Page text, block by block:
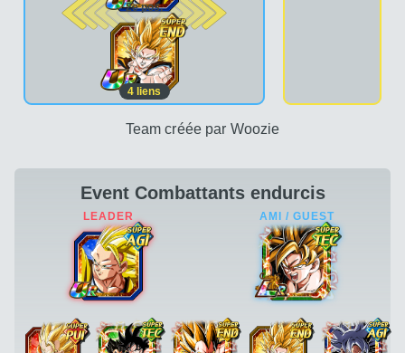
2e pos.
4 liens
Team créée par Woozie
Event Combattants endurcis